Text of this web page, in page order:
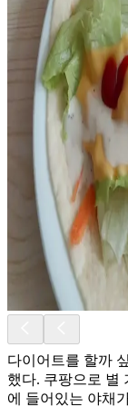
다이어트를 할까
했다. 쿠팡으로 별
에 들어있는 야채